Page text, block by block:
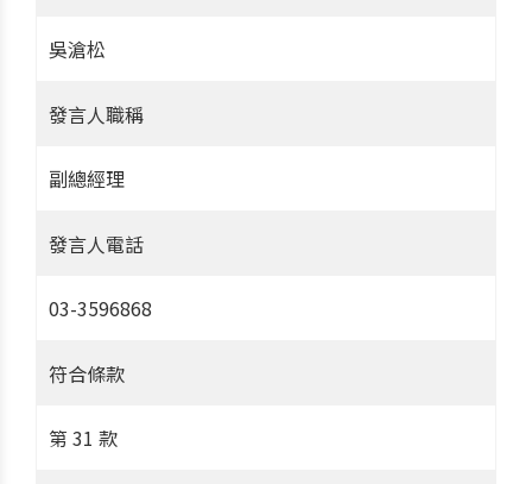
吳滄松
發言人職稱
副總經理
發言人電話
03-3596868
符合條款
第 31 款